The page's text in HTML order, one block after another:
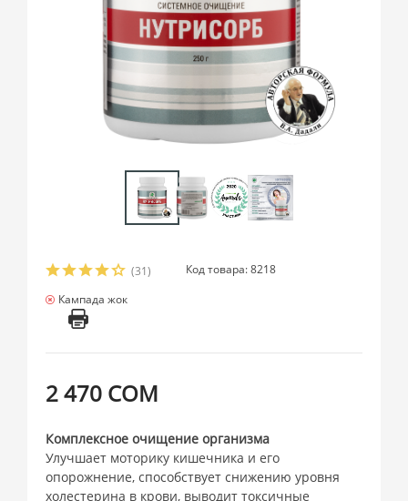
(31)
Код товара: 8218
Кампада жок
2 470 СОМ
Комплексное очищение организма
Улучшает моторику кишечника и его
опорожнение, способствует снижению уровня
холестерина в крови, выводит токсичные